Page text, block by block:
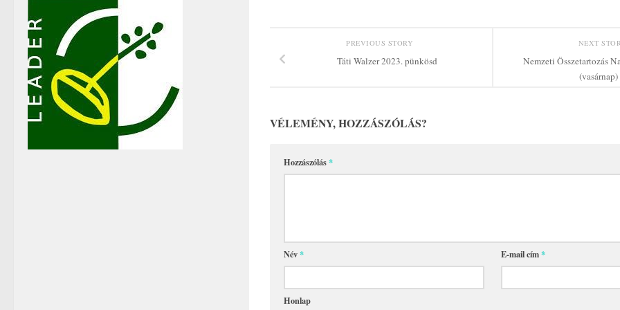
NEXT
Nemzeti Összetartozás
(vasárnap)
PREVIOUS STORY
Táti Walzer 2023. pünkösd
VÉLEMÉNY, HOZZÁSZÓLÁS?
Hozzászólás*
Név* E-mail cím*
Honlap